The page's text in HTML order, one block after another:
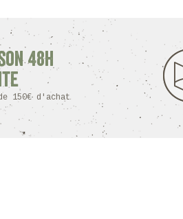
48h
150€ d'achat